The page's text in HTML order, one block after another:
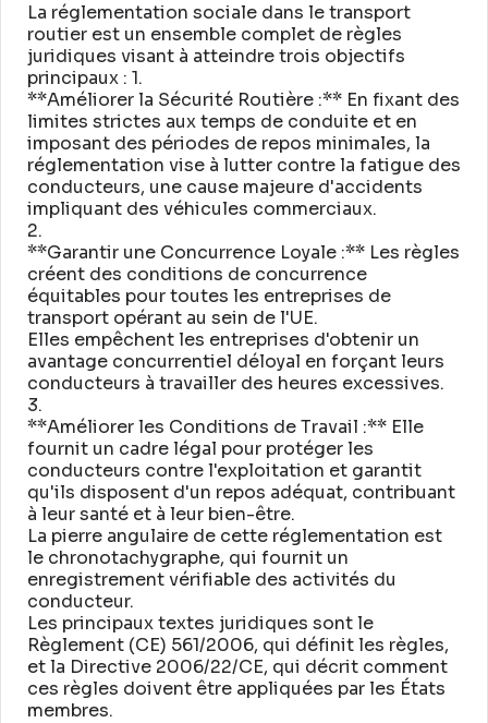
La réglementation sociale dans le transport
routier est un ensemble complet de règles
juridiques visant à atteindre trois objectifs
principaux : 1.
**Améliorer la Sécurité Routière :** En fixant des
limites strictes aux temps de conduite et en
imposant des périodes de repos minimales, la
réglementation vise à lutter contre la fatigue des
conducteurs, une cause majeure d'accidents
impliquant des véhicules commerciaux.
2.
**Garantir une Concurrence Loyale :** Les règles
créent des conditions de concurrence
équitables pour toutes les entreprises de
transport opérant au sein de l'UE.
Elles empêchent les entreprises d'obtenir un
avantage concurrentiel déloyal en forçant leurs
conducteurs à travailler des heures excessives.
3.
**Améliorer les Conditions de Travail :** Elle
fournit un cadre légal pour protéger les
conducteurs contre l'exploitation et garantit
qu'ils disposent d'un repos adéquat, contribuant
à leur santé et à leur bien-être.
La pierre angulaire de cette réglementation est
le chronotachygraphe, qui fournit un
enregistrement vérifiable des activités du
conducteur.
Les principaux textes juridiques sont le
Règlement (CE) 561/2006, qui définit les règles,
et la Directive 2006/22/CE, qui décrit comment
ces règles doivent être appliquées par les États
membres.